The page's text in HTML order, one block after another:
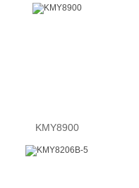
KMY8900